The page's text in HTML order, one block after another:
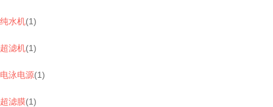
纯水机(1)
超滤机(1)
电泳电源(1)
超滤膜(1)